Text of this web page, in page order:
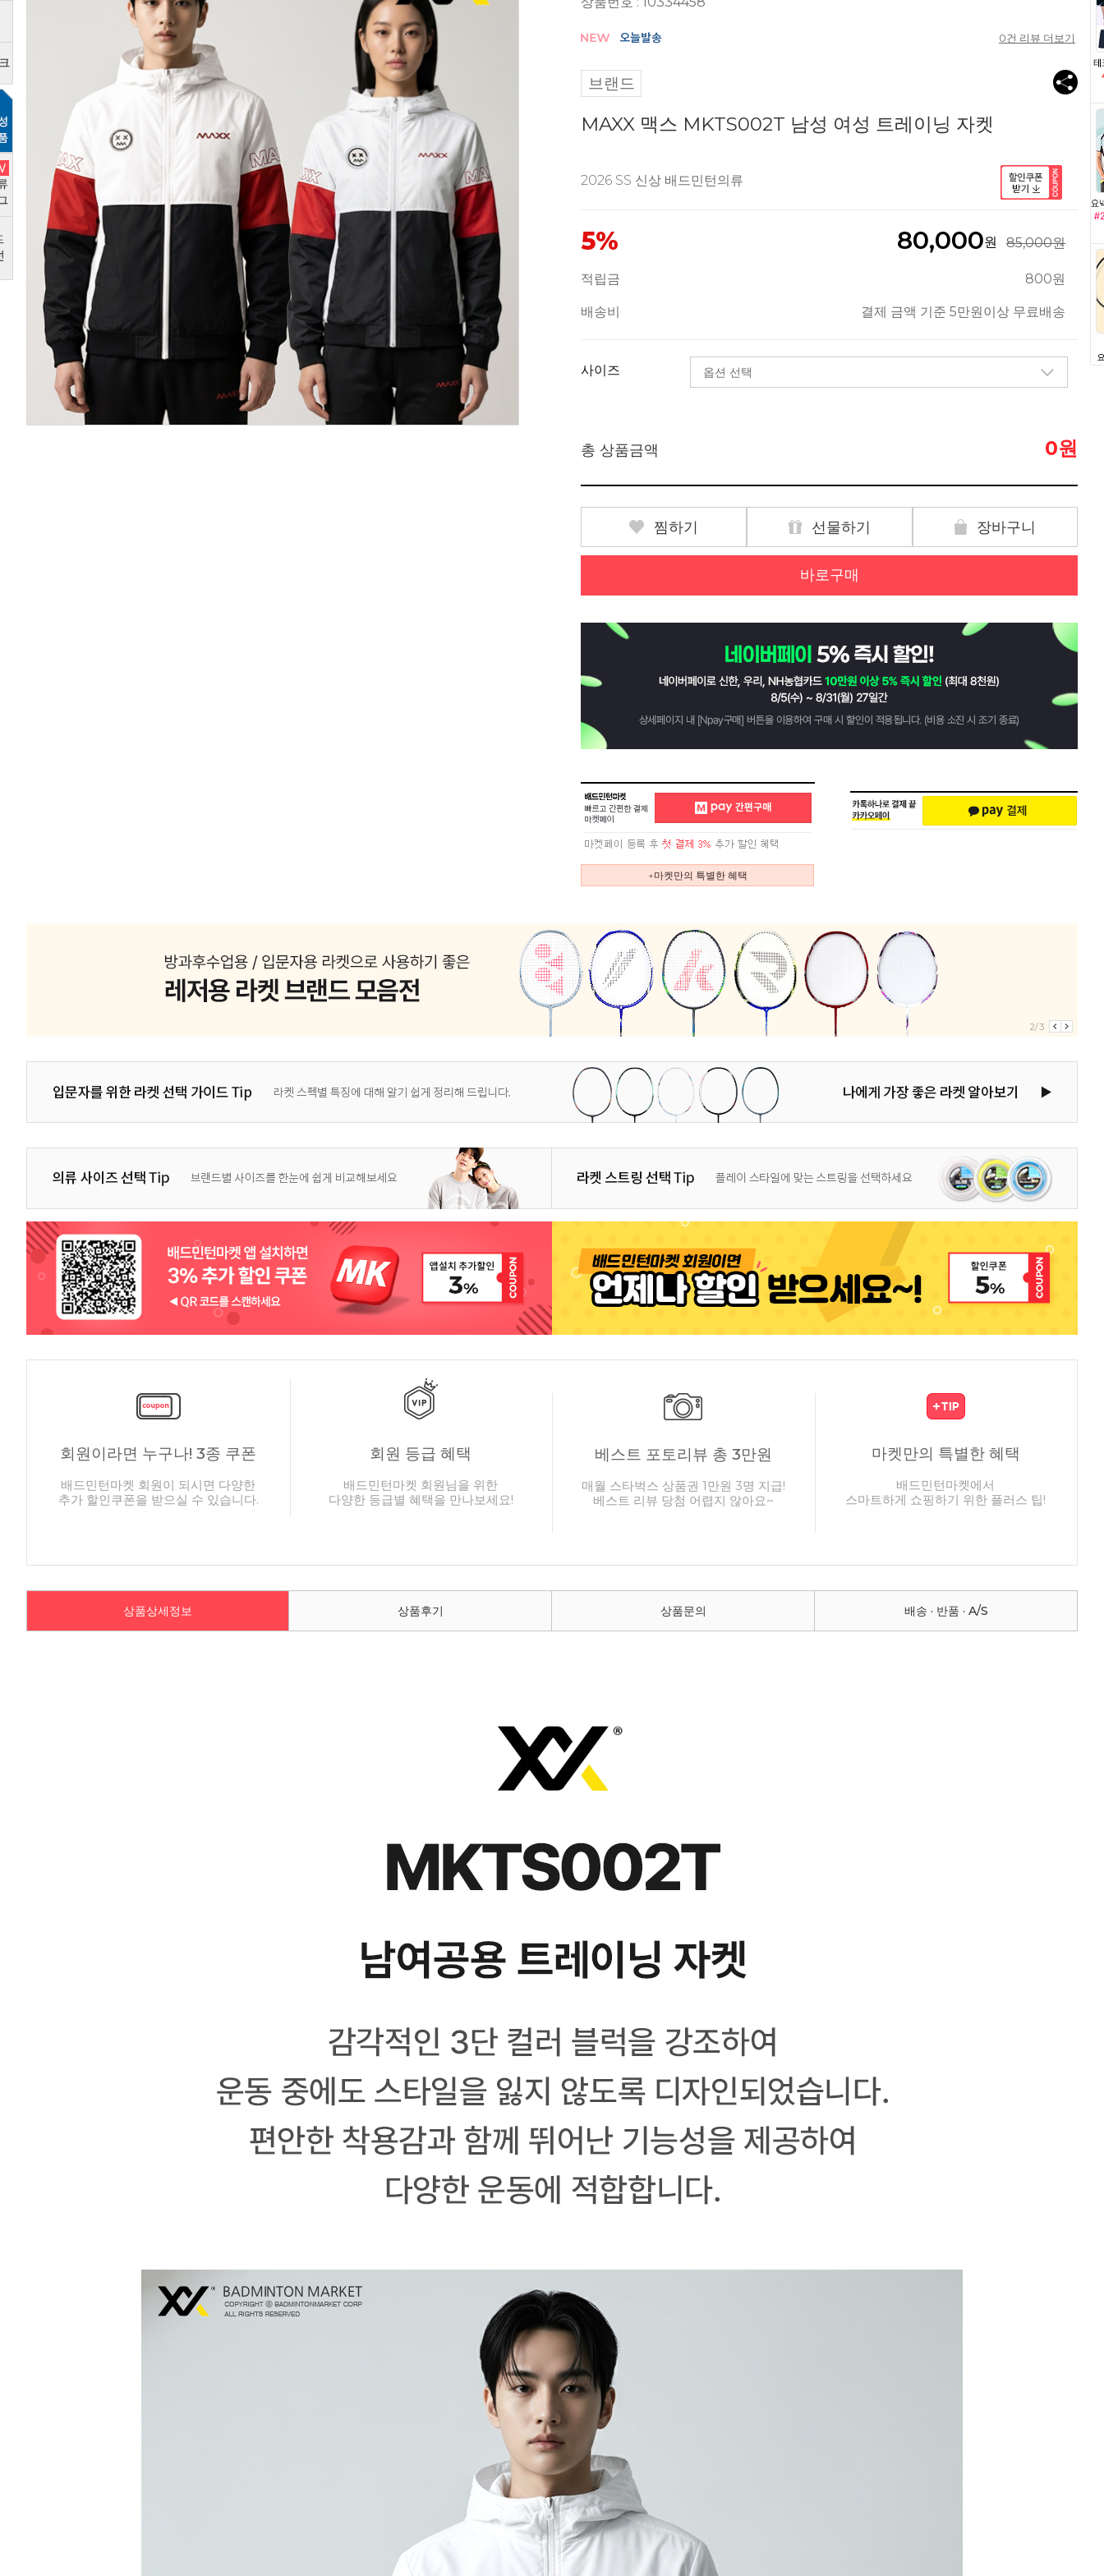
0건 리뷰 더보기
브랜드
MAXX 맥스 MKTS002T 남성 여성 트레이닝 자켓
2026 SS 신상 배드민턴의류
5% 80,000원 85,000원
적립금 800원
배송비 결제 금액 기준 5만원이상 무료배송
사이즈
총 상품금액 0원
찜하기 선물하기 장바구니
바로구매
+마켓만의 특별한 혜택
2/3
회원이라면 누구나! 3종 쿠폰
배드민턴마켓 회원이 되시면 다양한
추가 할인쿠폰을 받으실 수 있습니다.
회원 등급 혜택
배드민턴마켓 회원님을 위한
다양한 등급별 혜택을 만나보세요!
베스트 포토리뷰 총 3만원
매월 스타벅스 상품권 1만원 3명 지급!
베스트 리뷰 당첨 어렵지 않아요~
마켓만의 특별한 혜택
배드민턴마켓에서
스마트하게 쇼핑하기 위한 플러스 팁!
상품상세정보 상품후기 상품문의 배송 · 반품 · A/S